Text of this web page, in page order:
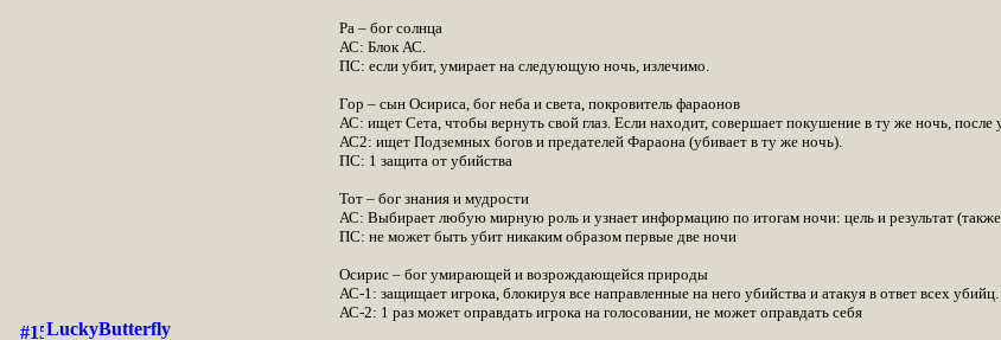
LuckyButterfly
Ра – бог солнца
АС: Блок АС.
ПС: если убит, умирает на следующую ночь, излечимо.
Гор – сын Осириса, бог неба и света, покровитель фараонов
АС: ищет Сета, чтобы вернуть свой глаз. Если находит, совершает покушение в ту же ночь, после
АС2: ищет Подземных богов и предателей Фараона (убивает в ту же ночь).
ПС: 1 защита от убийства
Тот – бог знания и мудрости
АС: Выбирает любую мирную роль и узнает информацию по итогам ночи: цель и результат
ПС: не может быть убит никаким образом первые две ночи
Осирис – бог умирающей и возрождающейся природы
АС-1: защищает игрока, блокируя все направленные на него убийства и атакуя в ответ всех
АС-2: 1 раз может оправдать игрока на голосовании, не может оправдать себя